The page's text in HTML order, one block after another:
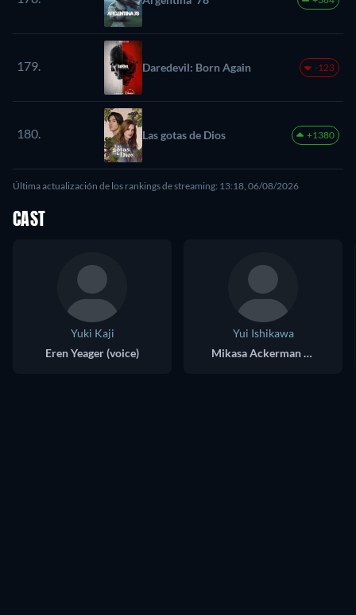
179. Daredevil: Born Again -123
180. Las gotas de Dios +1380
Última actualización de los rankings de streaming: 13:18, 06/08/2026
CAST
Yuki Kaji
Eren Yeager (voice)
Yui Ishikawa
Mikasa Ackerman (voice)